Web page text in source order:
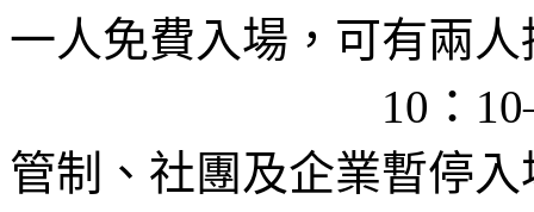
一人免費入場，可有兩
10：
管制、社團及企業暫停入